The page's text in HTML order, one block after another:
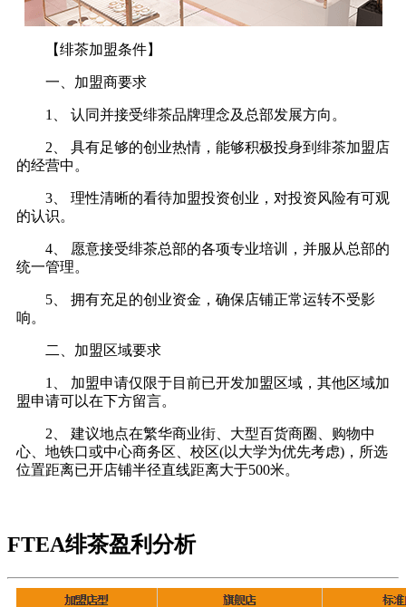
【绯茶加盟条件】
一、加盟商要求
1、 认同并接受绯茶品牌理念及总部发展方向。
2、 具有足够的创业热情，能够积极投身到绯茶加盟店
的经营中。
3、 理性清晰的看待加盟投资创业，对投资风险有可观
的认识。
4、 愿意接受绯茶总部的各项专业培训，并服从总部的
统一管理。
5、 拥有充足的创业资金，确保店铺正常运转不受影
响。
二、加盟区域要求
1、 加盟申请仅限于目前已开发加盟区域，其他区域加
盟申请可以在下方留言。
2、 建议地点在繁华商业街、大型百货商圈、购物中
心、地铁口或中心商务区、校区(以大学为优先考虑)，所选
位置距离已开店铺半径直线距离大于500米。
FTEA绯茶盈利分析